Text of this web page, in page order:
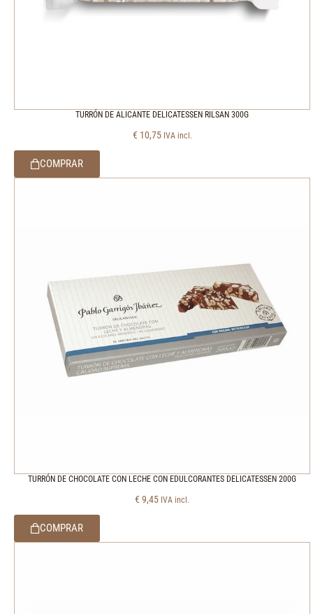
TURRÓN DE ALICANTE DELICATESSEN RILSAN 300G
€ 10,75 IVA incl.
COMPRAR
TURRÓN DE CHOCOLATE CON LECHE CON EDULCORANTES DELICATESSEN 200G
€ 9,45 IVA incl.
COMPRAR